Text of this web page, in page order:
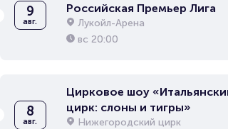
9
авг.
Российская Премьер Лига
Лукойл-Арена
вс 20:00
8
авг.
Цирковое шоу
цирк: слоны и тигры»
Нижегородский цирк